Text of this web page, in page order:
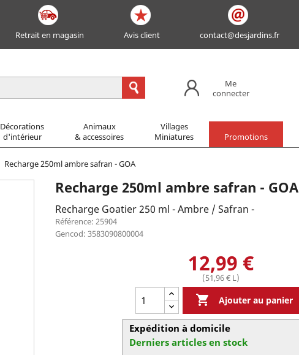
Retrait en magasin Avis client contact@desjardins.fr
Me
connecter
Décorations
d'intérieur
Animaux
& accessoires
Villages
Miniatures
Promotions
Recharge 250ml ambre safran - GOA
Recharge 250ml ambre safran - GOA
Recharge Goatier 250 ml - Ambre / Safran -
Référence: 25904
Gencod: 3583090800004
12,99 €
(51,96 € L)
 Ajouter au panier
Expédition à domicile
Derniers articles en stock